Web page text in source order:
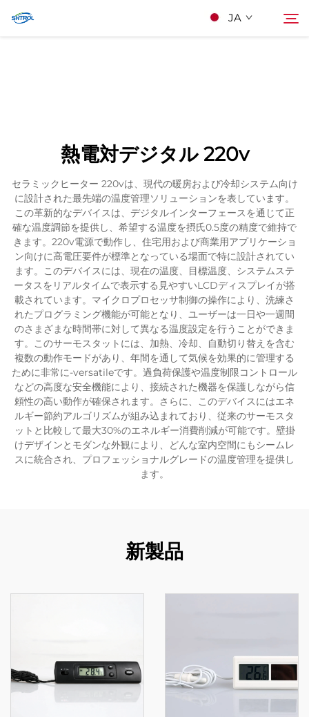
JA
熱電対デジタル 220v
セラミックヒーター 220vは、現代の暖房および冷却システム向け
に設計された最先端の温度管理ソリューションを表しています。
この革新的なデバイスは、デジタルインターフェースを通じて正
確な温度調節を提供し、希望する温度を摂氏0.5度の精度で維持で
きます。220v電源で動作し、住宅用および商業用アプリケーショ
ン向けに高電圧要件が標準となっている場面で特に設計されてい
ます。このデバイスには、現在の温度、目標温度、システムステ
ータスをリアルタイムで表示する見やすいLCDディスプレイが搭
載されています。マイクロプロセッサ制御の操作により、洗練さ
れたプログラミング機能が可能となり、ユーザーは一日や一週間
のさまざまな時間帯に対して異なる温度設定を行うことができま
す。このサーモスタットには、加熱、冷却、自動切り替えを含む
複数の動作モードがあり、年間を通して気候を効果的に管理する
ために非常に-versatileです。過負荷保護や温度制限コントロール
などの高度な安全機能により、接続された機器を保護しながら信
頼性の高い動作が確保されます。さらに、このデバイスにはエネ
ルギー節約アルゴリズムが組み込まれており、従来のサーモスタ
ットと比較して最大30%のエネルギー消費削減が可能です。壁掛
けデザインとモダンな外観により、どんな室内空間にもシームレ
スに統合され、プロフェッショナルグレードの温度管理を提供し
ます。
新製品